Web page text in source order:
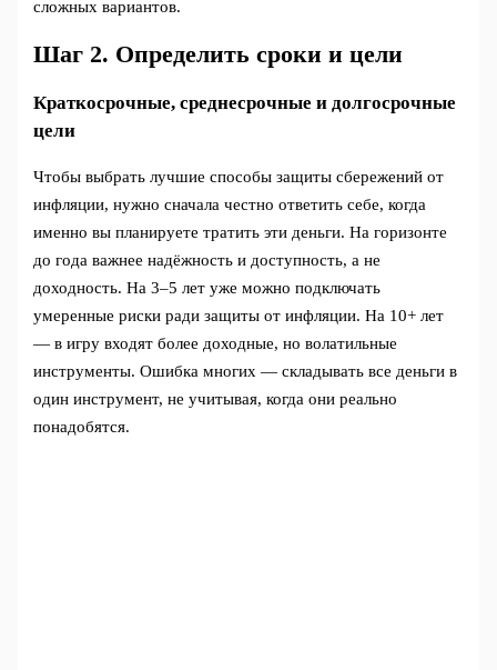
сложных вариантов.
Шаг 2. Определить сроки и цели
Краткосрочные, среднесрочные и долгосрочные
цели
Чтобы выбрать лучшие способы защиты сбережений от
инфляции, нужно сначала честно ответить себе, когда
именно вы планируете тратить эти деньги. На горизонте
до года важнее надёжность и доступность, а не
доходность. На 3–5 лет уже можно подключать
умеренные риски ради защиты от инфляции. На 10+ лет
— в игру входят более доходные, но волатильные
инструменты. Ошибка многих — складывать все деньги в
один инструмент, не учитывая, когда они реально
понадобятся.